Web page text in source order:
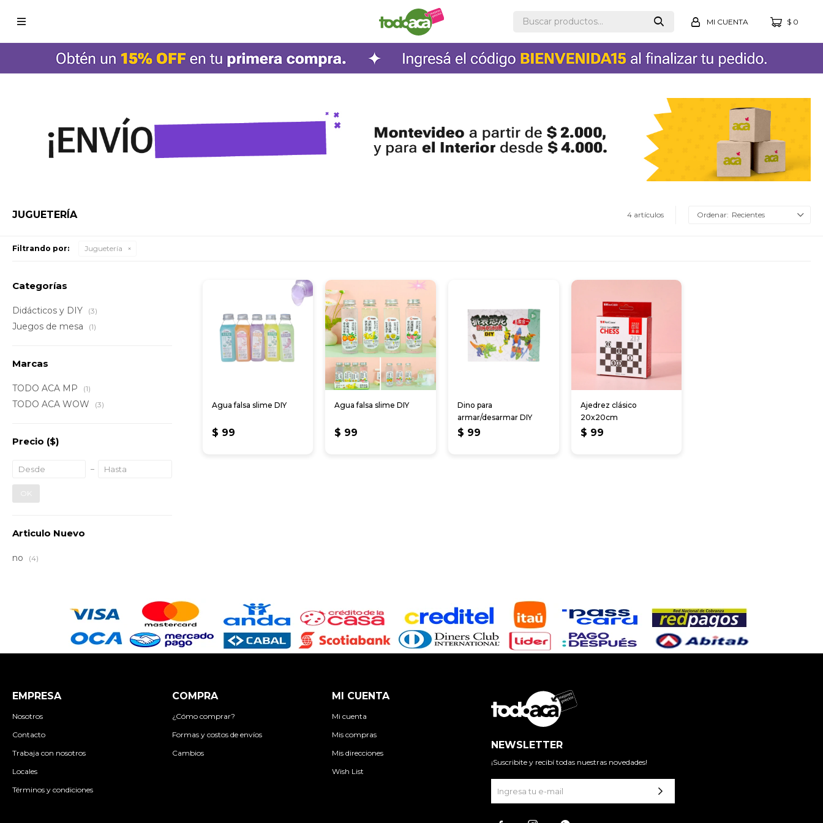
$ 0

JUGUETERÍA 4 artículos Recientes
Filtrando por: Juguetería
Agua falsa slime DIY
$ 99
Agua falsa slime DIY
$ 99
Dino para
armar/desarmar DIY
$ 99
Ajedrez clásico
20x20cm
$ 99
Categorías
Didácticos y DIY (3)
Juegos de mesa (1)
Marcas
TODO ACA MP (1)
TODO ACA WOW (3)
Precio ($)
OK
Articulo Nuevo
no (4)
EMPRESA
Nosotros
Contacto
Trabaja con nosotros
Locales
Términos y condiciones
COMPRA
¿Cómo comprar?
Formas y costos de envíos
Cambios
MI CUENTA
Mi cuenta
Mis compras
Mis direcciones
Wish List
NEWSLETTER
¡Suscribite y recibí todas nuestras novedades!